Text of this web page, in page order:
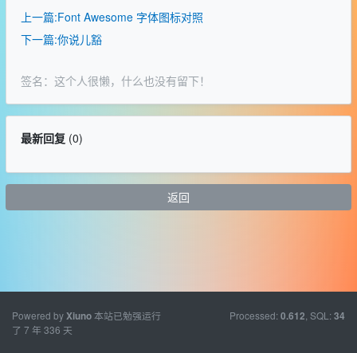
上一篇:Font Awesome 字体图标对照
下一篇:你说儿豁
签名：这个人很懒，什么也没有留下！
最新回复(0)
返回
Powered byXiuno本站已勉强运行
了 7 年 336 天
Processed: 0.612 , SQL: 34